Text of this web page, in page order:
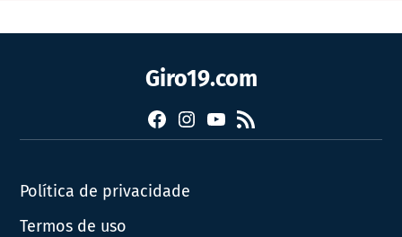
Giro19.com
FacebookInstagram
YouTube
RSS
Política de privacidade
Termos de uso